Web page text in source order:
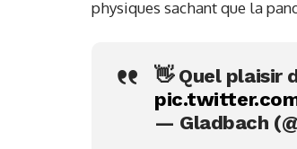
physiques sachant que la
👋 Quel plaisir
— Gladbach